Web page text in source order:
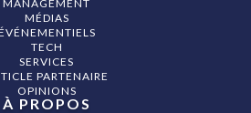
MANAGEMENT
MÉDIAS
TECH
SERVICES
PARTENAIRE
OPINIONS
À PROPOS